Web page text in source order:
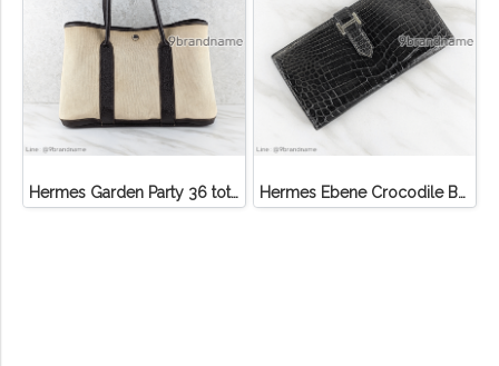
Hermes Garden Party 36 tote bag Canvas Clemence Hermes Ebene Crocodile Bearn Bifold Wallet Palladium